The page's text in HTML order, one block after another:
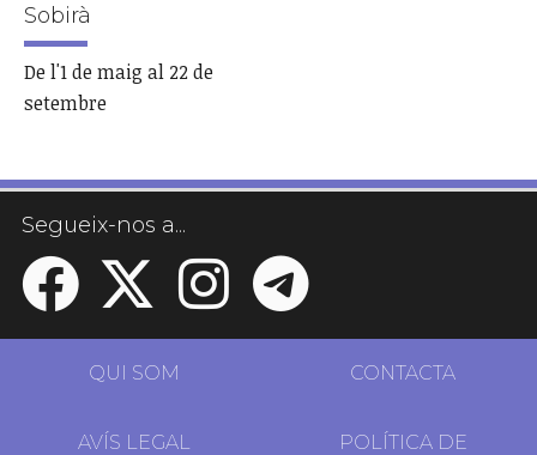
Sobirà
De l'1 de maig al 22 de
setembre
Segueix-nos a...
QUI SOM CONTACTA
AVÍS LEGAL
POLÍTICA DE